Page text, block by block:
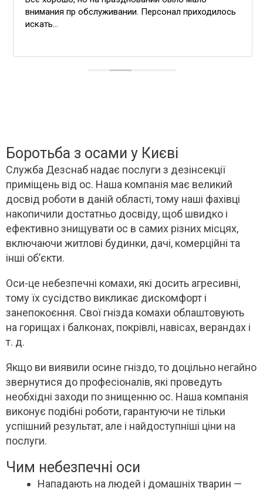
внимания пр обслуживании. Персонал приходилось
искать...
Боротьба з осами у Києві
Служба Дезснаб надає послуги з дезінсекції
приміщень від ос. Наша компанія має великий
досвід роботи в даній області, тому наші фахівці
накопичили достатньо досвіду, щоб швидко і
ефективно знищувати ос в самих різних місцях,
включаючи житлові будинки, дачі, комерційні та
інші об’єкти.
Оси-це небезпечні комахи, які досить агресивні,
тому їх сусідство викликає дискомфорт і
занепокоєння. Свої гнізда комахи облаштовують
на горищах і балконах, покрівлі, навісах, верандах і
т. д.
Якщо ви виявили осине гніздо, то доцільно негайно
звернутися до професіоналів, які проведуть
необхідні заходи по знищенню ос. Наша компанія
виконує подібні роботи, гарантуючи не тільки
успішний результат, але і найдоступніші ціни на
послуги.
Чим небезпечні оси
Нападають на людей і домашніх тварин —